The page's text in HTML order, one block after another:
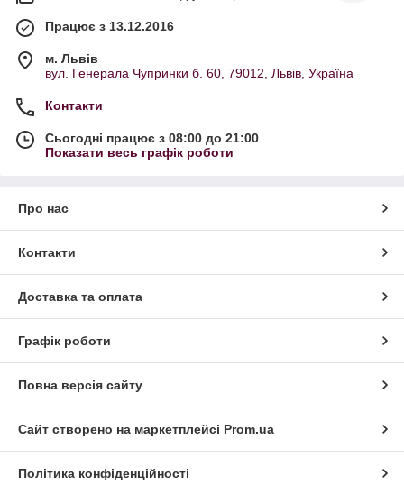
Працює з 13.12.2016
м. Львів
вул. Генерала Чупринки б. 60, 79012, Львів, Україна
Контакти
Сьогодні працює з 08:00 до 21:00
Показати весь графік роботи
Про нас
Контакти
Доставка та оплата
Графік роботи
Повна версія сайту
Сайт створено на маркетплейсі Prom.ua
Політика конфіденційності